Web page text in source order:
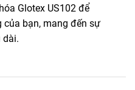
Glotex US102 để
của bạn, mang đến sự
dài.